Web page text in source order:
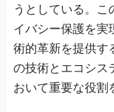
うとしている。こ
イバシー保護を実
術的革新を提供
の技術とエコシス
おいて重要な役割